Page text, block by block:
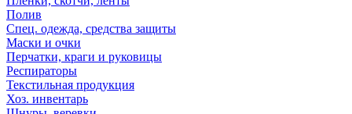
Полив
Спец. одежда, средства защиты
Маски и очки
Перчатки, краги и руковицы
Респираторы
Текстильная продукция
Хоз. инвентарь